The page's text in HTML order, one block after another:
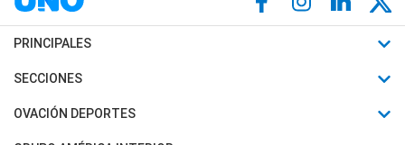
PRINCIPALES
Últimas Noticias
Política
SECCIONES
Horóscopo
Motores
OVACIÓN DEPORTES